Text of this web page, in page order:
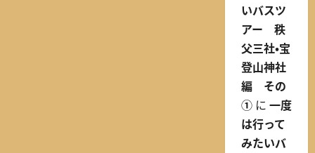
いバスツ
アー 秩
父三社・宝
登山神社
編 その
①に 一度
は行って
みたいバ